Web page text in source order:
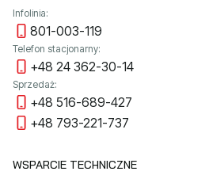
Infolinia:
801-003-119
Telefon stacjonarny:
+48 24 362-30-14
Sprzedaż:
+48 516-689-427
+48 793-221-737
WSPARCIE TECHNICZNE